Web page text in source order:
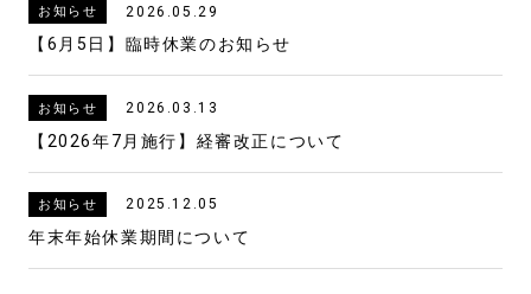
お知らせ 2026.05.29
【6月5日】臨時休業のお知らせ
お知らせ 2026.03.13
【2026年7月施行】経審改正について
お知らせ 2025.12.05
年末年始休業期間について